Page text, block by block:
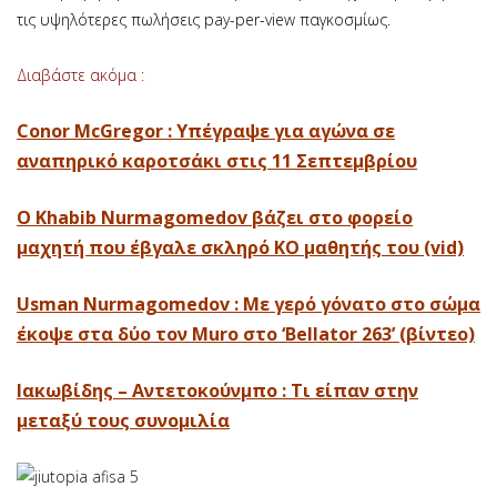
τις υψηλότερες πωλήσεις pay-per-view παγκοσμίως.
Διαβάστε ακόμα :
Conor McGregor : Υπέγραψε για αγώνα σε
αναπηρικό καροτσάκι στις 11 Σεπτεμβρίου
Ο Khabib Nurmagomedov βάζει στο φορείο
μαχητή που έβγαλε σκληρό ΚΟ μαθητής του (vid)
Usman Nurmagomedov : Με γερό γόνατο στο σώμα
έκοψε στα δύο τον Muro στο ‘Bellator 263’ (βίντεο)
Ιακωβίδης – Αντετοκούνμπο : Τι είπαν στην
μεταξύ τους συνομιλία